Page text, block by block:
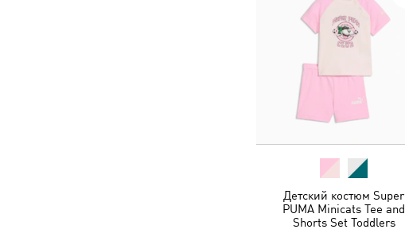
Детский костюм Super
PUMA Minicats Tee and
Shorts Set Toddlers